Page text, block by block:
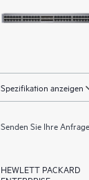
Spezifikation anzeigen
Senden Sie Ihre
HEWLETT PACKARD